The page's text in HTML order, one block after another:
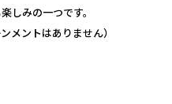
しみの一つです。
メントはありません）